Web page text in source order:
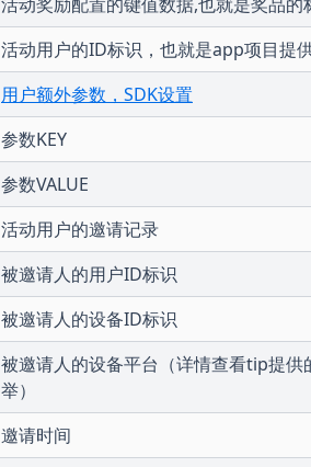
活动用户的ID标识，也就是app项目提
用户额外参数，SDK设置
参数KEY
参数VALUE
活动用户的邀请记录
被邀请人的用户ID标识
被邀请人的设备ID标识
被邀请人的设备平台（详情查看tip提供
举）
邀请时间